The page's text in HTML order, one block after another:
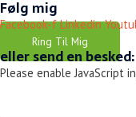
Følg mig
Facebook-f Linkedin
Ring Til Mig
eller send en besked:
Please enable JavaScript